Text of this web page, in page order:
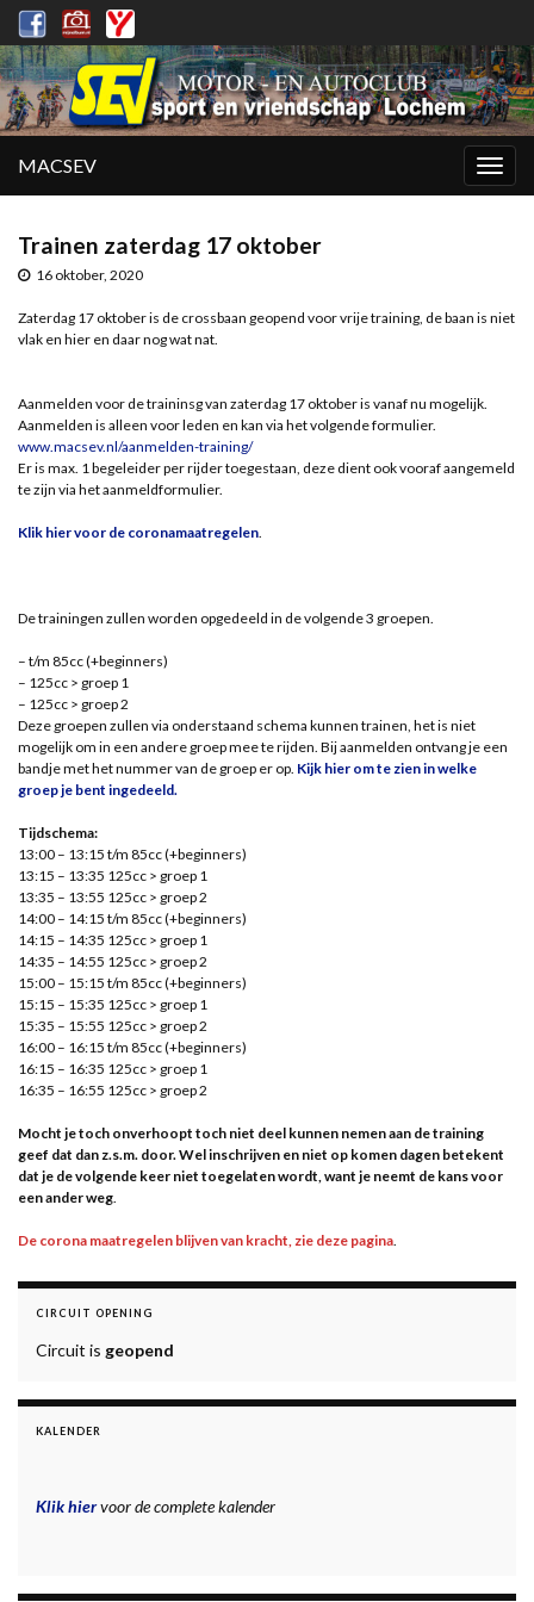
MACSEV
Trainen zaterdag 17 oktober
16 oktober, 2020
Zaterdag 17 oktober is de crossbaan geopend voor vrije training, de baan is niet
vlak en hier en daar nog wat nat.
Aanmelden voor de traininsg van zaterdag 17 oktober is vanaf nu mogelijk.
Aanmelden is alleen voor leden en kan via het volgende formulier.
www.macsev.nl/aanmelden-training/
Er is max. 1 begeleider per rijder toegestaan, deze dient ook vooraf aangemeld
te zijn via het aanmeldformulier.
Klik hier voor de coronamaatregelen
De trainingen zullen worden opgedeeld in de volgende 3 groepen.
– t/m 85cc (+beginners)
– 125cc > groep 1
– 125cc > groep 2
Deze groepen zullen via onderstaand schema kunnen trainen, het is niet
mogelijk om in een andere groep mee te rijden. Bij aanmelden ontvang je een
bandje met het nummer van de groep er op. Kijk hier om te zien in welke
groep je bent ingedeeld.
Tijdschema:
13:00 – 13:15 t/m 85cc (+beginners)
13:15 – 13:35 125cc > groep 1
13:35 – 13:55 125cc > groep 2
14:00 – 14:15 t/m 85cc (+beginners)
14:15 – 14:35 125cc > groep 1
14:35 – 14:55 125cc > groep 2
15:00 – 15:15 t/m 85cc (+beginners)
15:15 – 15:35 125cc > groep 1
15:35 – 15:55 125cc > groep 2
16:00 – 16:15 t/m 85cc (+beginners)
16:15 – 16:35 125cc > groep 1
16:35 – 16:55 125cc > groep 2
Mocht je toch onverhoopt toch niet deel kunnen nemen aan de training
geef dat dan z.s.m. door. Wel inschrijven en niet op komen dagen betekent
dat je de volgende keer niet toegelaten wordt, want je neemt de kans voor
een ander weg
De corona maatregelen blijven van kracht, zie deze pagina
CIRCUIT OPENING
Circuit is geopend
KALENDER
Klik hiervoor de complete kalender